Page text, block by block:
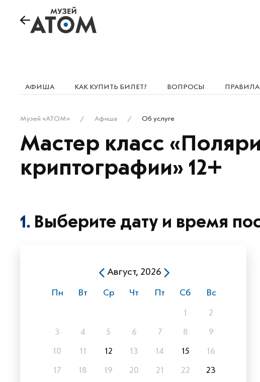
АФИША КАК КУПИТЬ БИЛЕТ? ВОПРОСЫ
Музей «АТОМ» Афиша Об услуге
Мастер класс
криптографии» 12+
1. Выберите дату и время
Август, 2026
Пн Вт Ср Чт Пт Сб Вс
1 2
3 4 5 6 7 8 9
10 11 12 13 14 15 16
17 18 19 20 21 22 23